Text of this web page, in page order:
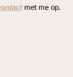
met me op.